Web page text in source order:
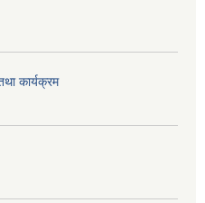
कार्यक्रम